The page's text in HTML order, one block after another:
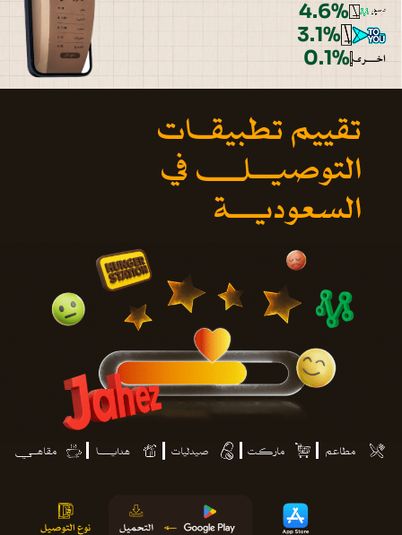
4.6%
3.1%
اخــــرى0.1%
تقييم تطبيقـات
التوصيـــل في
السعوديـــة
مطاعم ماركـت صيدليات هدايــــا مقاهـــي